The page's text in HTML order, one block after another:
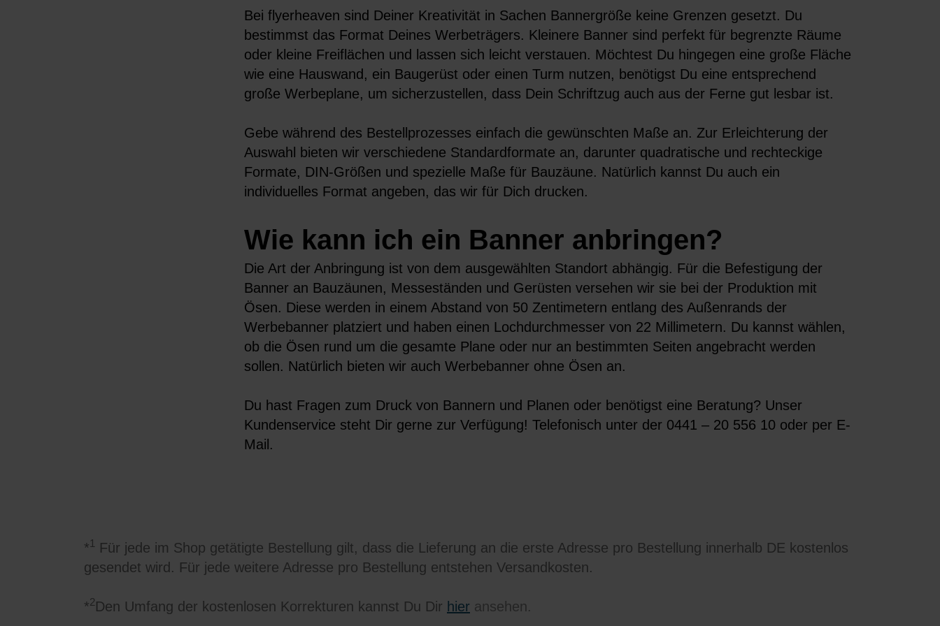
Bei flyerheaven sind Deiner Kreativität in Sachen Bannergröße keine Grenzen gesetzt. Du
bestimmst das Format Deines Werbeträgers. Kleinere Banner sind perfekt für begrenzte Räume
oder kleine Freiflächen und lassen sich leicht verstauen. Möchtest Du hingegen eine große Fläche
wie eine Hauswand, ein Baugerüst oder einen Turm nutzen, benötigst Du eine entsprechend
große Werbeplane, um sicherzustellen, dass Dein Schriftzug auch aus der Ferne gut lesbar ist.
Gebe während des Bestellprozesses einfach die gewünschten Maße an. Zur Erleichterung der
Auswahl bieten wir verschiedene Standardformate an, darunter quadratische und rechteckige
Formate, DIN-Größen und spezielle Maße für Bauzäune. Natürlich kannst Du auch ein
individuelles Format angeben, das wir für Dich drucken.
Wie kann ich ein Banner anbringen?
Die Art der Anbringung ist von dem ausgewählten Standort abhängig. Für die Befestigung der
Banner an Bauzäunen, Messeständen und Gerüsten versehen wir sie bei der Produktion mit
Ösen. Diese werden in einem Abstand von 50 Zentimetern entlang des Außenrands der
Werbebanner platziert und haben einen Lochdurchmesser von 22 Millimetern. Du kannst wählen,
ob die Ösen rund um die gesamte Plane oder nur an bestimmten Seiten angebracht werden
sollen. Natürlich bieten wir auch Werbebanner ohne Ösen an.
Du hast Fragen zum Druck von Bannern und Planen oder benötigst eine Beratung? Unser
Kundenservice steht Dir gerne zur Verfügung! Telefonisch unter der 0441 – 20 556 10 oder per E-
Mail.
*1
Für jede im Shop getätigte Bestellung gilt, dass die Lieferung an die erste Adresse pro Bestellung innerhalb DE kostenlos
gesendet wird. Für jede weitere Adresse pro Bestellung entstehen Versandkosten.
*2Den Umfang der kostenlosen Korrekturen kannst Du Dir hier ansehen.